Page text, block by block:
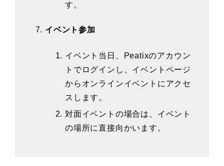
す。
イベント参加
イベント当日、Peatixのアカウン
トでログインし、イベントページ
からオンラインイベントにアクセ
スします。
対面イベントの場合は、イベント
の場所に直接向かいます。